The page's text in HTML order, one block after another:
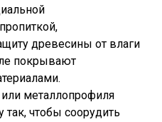
древесины от влаги
покрывают
металлопрофиля
так, чтобы соорудить